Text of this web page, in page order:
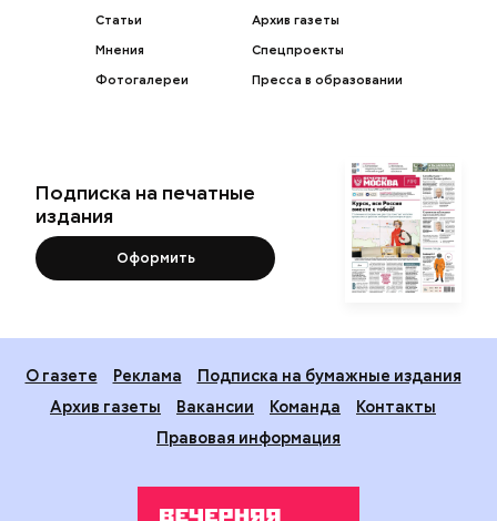
Статьи
Мнения
Фотогалереи
Архив газеты
Спецпроекты
Пресса в образовании
Подписка на печатные
издания
Оформить
О газете Реклама
Подписка на бумажные издания
Архив газеты
Вакансии Команда
Контакты
Правовая информация